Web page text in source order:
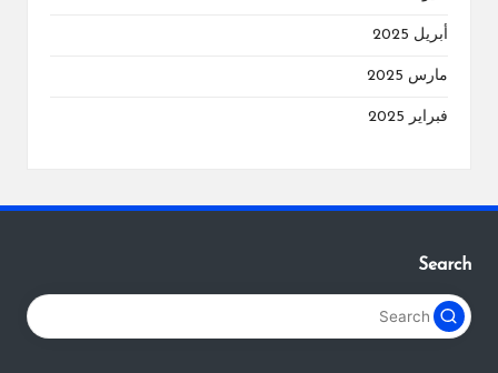
أبريل 2025
مارس 2025
فبراير 2025
Search